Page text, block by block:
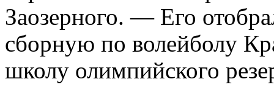
Заозерного. — Его
сборную по волейболу
школу олимпийского